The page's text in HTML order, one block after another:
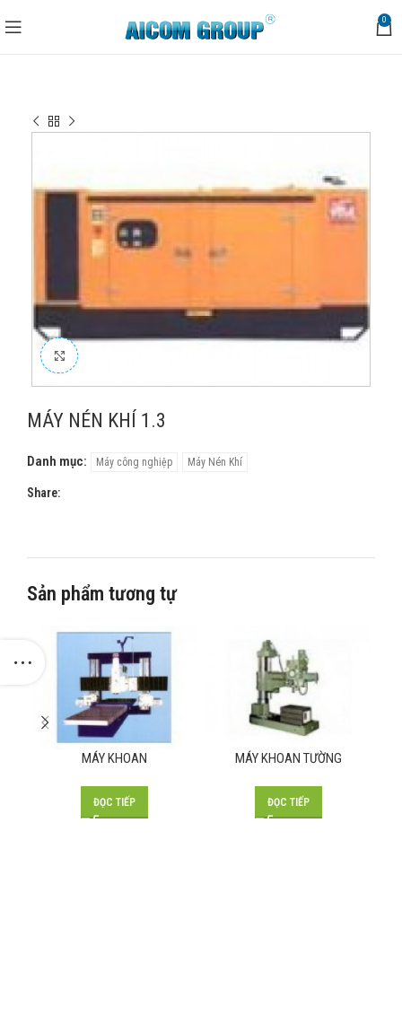
0
Click to enlarge
MÁY NÉN KHÍ 1.3
Danh mục: Máy công nghiệp Máy Nén Khí
Share:
Sản phẩm tương tự
MÁY KHOAN
ĐỌC TIẾP
MÁY KHOAN TƯỜNG
ĐỌC TIẾP